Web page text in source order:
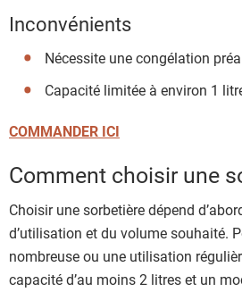
Inconvénients
Nécessite une congélation
Capacité limitée à environ 1
COMMANDER ICI
Comment choisir une
Choisir une sorbetière dépend
d’utilisation et du volume souhaité.
nombreuse ou une utilisation
capacité d’au moins 2 litres et un